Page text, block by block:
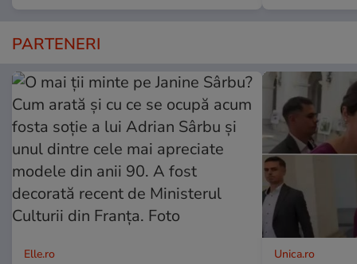
PARTENERI
Elle.ro Unica.ro